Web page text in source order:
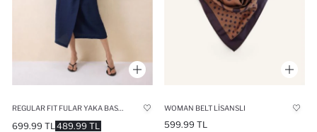
489.99 TL
699.99 TL
WOMAN BELT LISANSLI
599.99 TL